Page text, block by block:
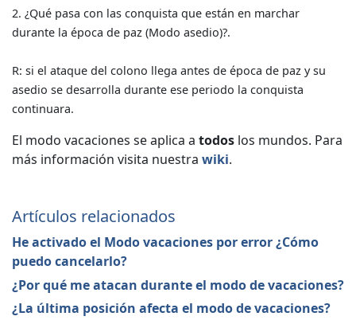
2. ¿Qué pasa con las conquista que están en marchar
durante la época de paz (Modo asedio)?.
R: si el ataque del colono llega antes de época de paz y su
asedio se desarrolla durante ese periodo la conquista
continuara.
El modo vacaciones se aplica a todos los mundos. Para
más información visita nuestra wiki.
Artículos relacionados
He activado el Modo vacaciones por error ¿Cómo
puedo cancelarlo?
¿Por qué me atacan durante el modo de vacaciones?
¿La última posición afecta el modo de vacaciones?